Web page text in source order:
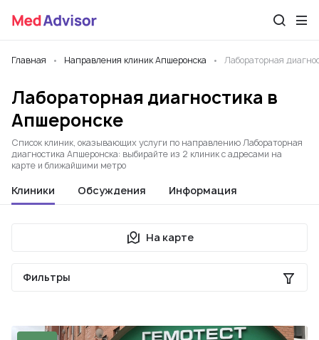
Главная Направления клиник Апшеронска Лабораторная
Лабораторная диагностика в
Апшеронске
Список клиник, оказывающих услуги по направлению Лабораторная
диагностика Апшеронска: выбирайте из 2 клиник с адресами на
карте и ближайшими метро
Клиники Обсуждения Информация
На карте
Фильтры